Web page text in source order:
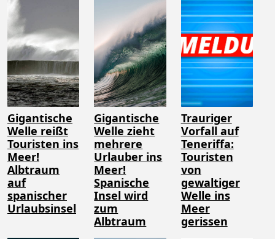
Gigantische
Welle reißt
Touristen ins
Meer!
Albtraum
auf
spanischer
Urlaubsinsel
Gigantische
Welle zieht
mehrere
Urlauber ins
Meer!
Spanische
Insel wird
zum
Albtraum
Trauriger
Vorfall auf
Teneriffa:
Touristen
von
gewaltiger
Welle ins
Meer
gerissen